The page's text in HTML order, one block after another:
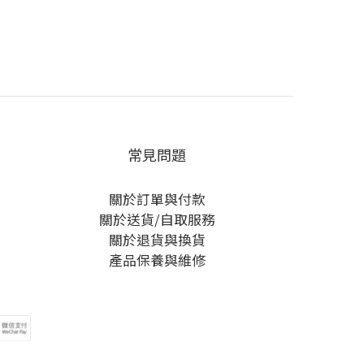
常見問題
關於訂單與付款
關於送貨/自取服務
關於退貨與換貨
產品保養與維修